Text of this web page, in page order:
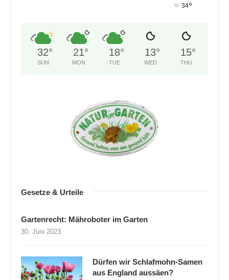
34°
32°
SUN
21°
MON
18°
TUE
13°
WED
15°
THU
Gesetze & Urteile
Gartenrecht: Mähroboter im Garten
30. Juni 2023
Dürfen wir Schlafmohn-Samen
aus England aussäen?